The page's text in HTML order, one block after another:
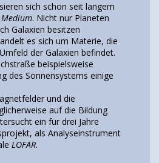
sich schon seit langem
. Nicht nur Planeten
Galaxien besitzen
es sich um Materie, die
der Galaxien befindet.
beispielsweise
des Sonnensystems einige
und die
auf die Bildung
ein für drei Jahre
als Analyseinstrument
LOFAR.